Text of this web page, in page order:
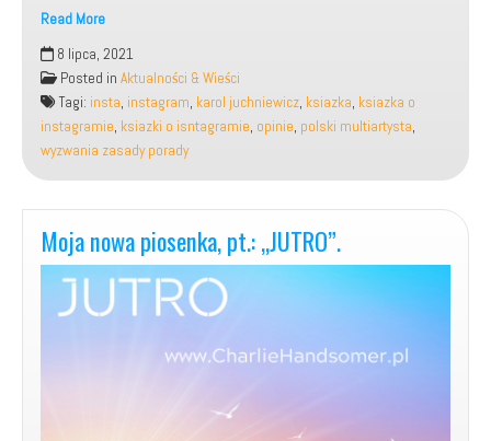
Read More
Wydano
moją
książkę,
pt.:
„Instagram.
Wyzwania,
zasady,
porady”.
8 lipca, 2021
Posted in Aktualności & Wieści
Tagi: insta, instagram, karol juchniewicz, ksiazka, ksiazka o
instagramie, ksiazki o isntagramie, opinie, polski multiartysta,
wyzwania zasady porady
Moja nowa piosenka, pt.: „JUTRO”.